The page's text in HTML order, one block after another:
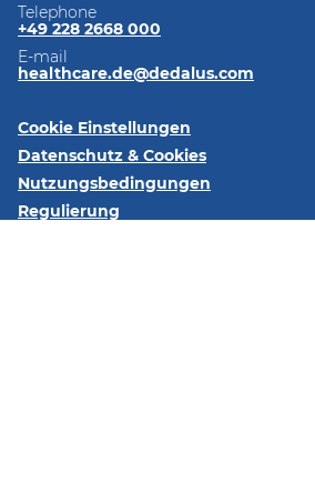
Telephone
+49 228 2668 000
E-mail
healthcare.de@dedalus.com
Cookie Einstellungen
Datenschutz & Cookies
Nutzungsbedingungen
Regulierung